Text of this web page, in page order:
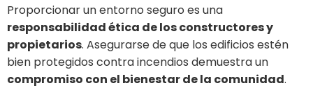
Proporcionar un entorno seguro es una
responsabilidad ética de los constructores y
propietarios. Asegurarse de que los edificios estén
bien protegidos contra incendios demuestra un
compromiso con el bienestar de la comunidad.